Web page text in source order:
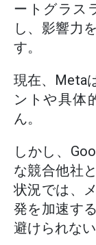
ートグラス
し、影響力
す。
現在、Meta
ントや具体
ん。
しかし、
な競合他社
状況では、
発を加速す
避けられない